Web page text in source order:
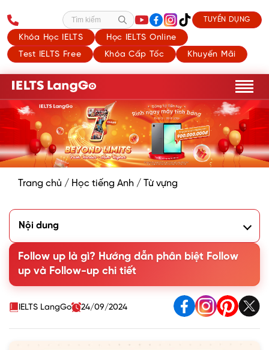
Khóa Học IELTS
Học IELTS Online
Test IELTS Free
Khóa Cấp Tốc Khuyến Mãi
Tìm kiếm TUYỂN DỤNG
Trang chủ / Học tiếng Anh / Từ vựng
Nội dung
1.1. Nghĩa 1: Tiếp nối một việc gì đó bằng một việc khác
1.2. Nghĩa 2: Theo dõi hoặc tiếp tục điều tra
3. Một số từ đồng nghĩa và trái nghĩa với Follow up trong
Tiếng Anh
4. Danh sách các phrasal verb thông dụng với Follow trong
Tiếng Anh
Follow up là gì? Hướng dẫn phân biệt Follow
up và Follow-up chi tiết
IELTS LangGo 24/09/2024